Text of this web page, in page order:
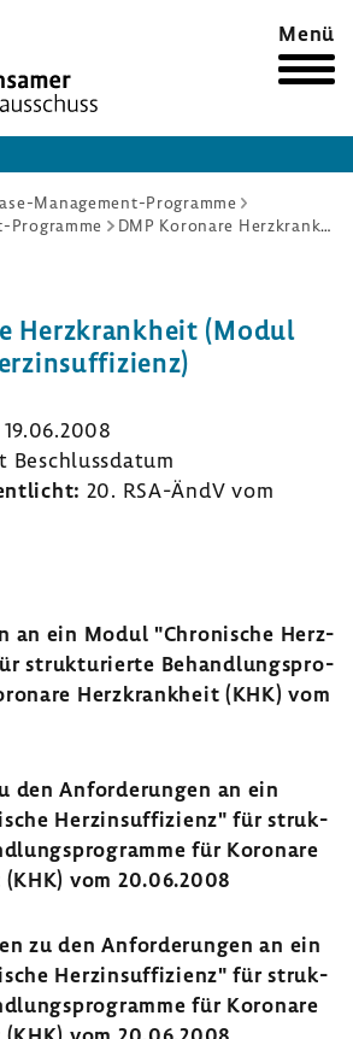
Menü
Management-Programme
Programme
DMP Koronare Herzkrankheit (Modul Chronische Herzinsuffizienz)
Herz­krank­heit (Modul
19.06.2008
Beschluss­datum
20. RSA-​ÄndV vom
an ein Modul "Chro­ni­sche Herz­
struk­tu­rierte Behand­lungs­pro­
Herz­krank­heit (KHK) vom
den Anfor­de­rungen an ein
Herz­in­suf­fi­zienz" für struk­
für Koro­nare
vom 20.06.2008
zu den Anfor­de­rungen an ein
Herz­in­suf­fi­zienz" für struk­
für Koro­nare